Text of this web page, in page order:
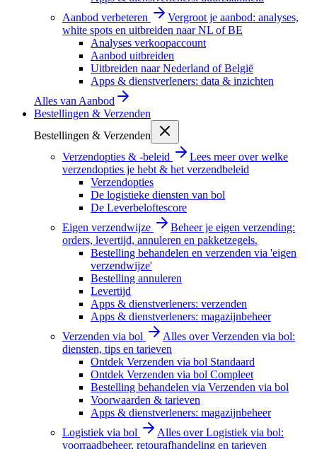
Aanbod verbeteren
Vergroot je aanbod: analyses,
white spots en uitbreiden naar NL of BE
Analyses verkoopaccount
Aanbod uitbreiden
Uitbreiden naar Nederland of België
Apps & dienstverleners: data & inzichten
Alles van Aanbod
Bestellingen & Verzenden
Bestellingen & Verzenden
Verzendopties & -beleid
Lees meer over welke
verzendopties je hebt & het verzendbeleid
Verzendopties
De logistieke diensten van bol
De Leverbeloftescore
Eigen verzendwijze
Beheer je eigen verzending:
orders, levertijd, annuleren en pakketzegels.
Bestelling behandelen en verzenden via 'eigen
verzendwijze'
Bestelling annuleren
Levertijd
Apps & dienstverleners: verzenden
Apps & dienstverleners: magazijnbeheer
Verzenden via bol
Alles over Verzenden via bol:
diensten, tips en tarieven
Ontdek Verzenden via bol Standaard
Ontdek Verzenden via bol Compleet
Bestelling behandelen via Verzenden via bol
Voorwaarden & tarieven
Apps & dienstverleners: magazijnbeheer
Logistiek via bol
Alles over Logistiek via bol:
voorraadbeheer, retourafhandeling en tarieven